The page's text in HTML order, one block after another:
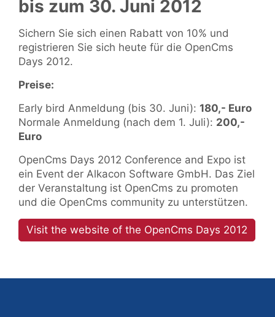
bis zum 30. Juni 2012
Sichern Sie sich einen Rabatt von 10% und
registrieren Sie sich heute für die OpenCms
Days 2012.
Preise:
Early bird Anmeldung (bis 30. Juni): 180,- Euro
Normale Anmeldung (nach dem 1. Juli): 200,-
Euro
OpenCms Days 2012 Conference and Expo ist
ein Event der Alkacon Software GmbH. Das Ziel
der Veranstaltung ist OpenCms zu promoten
und die OpenCms community zu unterstützen.
Visit the website of the OpenCms Days 2012